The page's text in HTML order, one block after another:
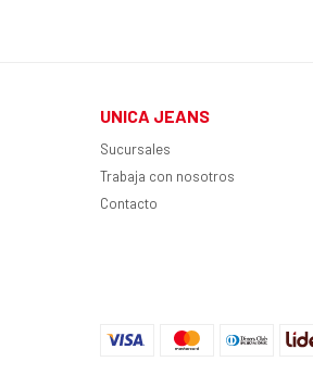
UNICA JEANS
Sucursales
Trabaja con nosotros
Contacto